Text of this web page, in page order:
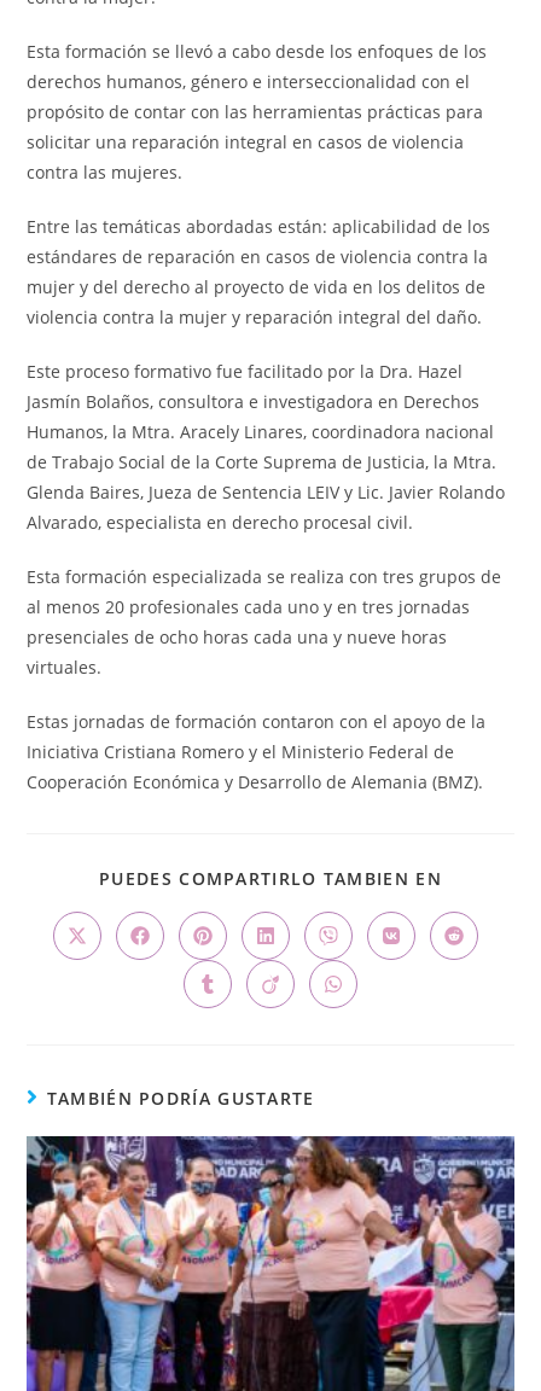
Esta formación se llevó a cabo desde los enfoques de los
derechos humanos, género e interseccionalidad con el
propósito de contar con las herramientas prácticas para
solicitar una reparación integral en casos de violencia
contra las mujeres.
Entre las temáticas abordadas están: aplicabilidad de los
estándares de reparación en casos de violencia contra la
mujer y del derecho al proyecto de vida en los delitos de
violencia contra la mujer y reparación integral del daño.
Este proceso formativo fue facilitado por la Dra. Hazel
Jasmín Bolaños, consultora e investigadora en Derechos
Humanos, la Mtra. Aracely Linares, coordinadora nacional
de Trabajo Social de la Corte Suprema de Justicia, la Mtra.
Glenda Baires, Jueza de Sentencia LEIV y Lic. Javier Rolando
Alvarado, especialista en derecho procesal civil.
Esta formación especializada se realiza con tres grupos de
al menos 20 profesionales cada uno y en tres jornadas
presenciales de ocho horas cada una y nueve horas
virtuales.
Estas jornadas de formación contaron con el apoyo de la
Iniciativa Cristiana Romero y el Ministerio Federal de
Cooperación Económica y Desarrollo de Alemania (BMZ).
PUEDES COMPARTIRLO TAMBIEN EN
TAMBIÉN PODRÍA GUSTARTE